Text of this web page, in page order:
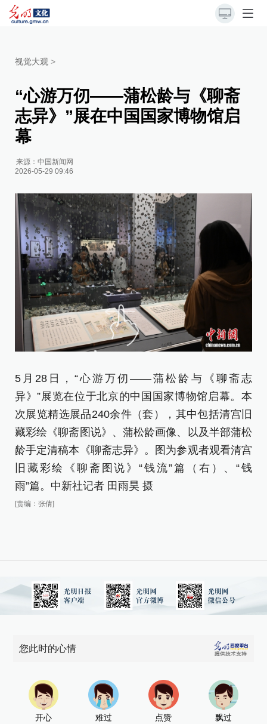
视觉大观 >
“心游万仞——蒲松龄与《聊斋
志异》”展在中国国家博物馆启
幕
来源：中国新闻网
2026-05-29 09:46
5月28日，“心游万仞——蒲松龄与《聊斋志
异》”展览在位于北京的中国国家博物馆启幕。本
次展览精选展品240余件（套），其中包括清宫旧
藏彩绘《聊斋图说》、蒲松龄画像、以及半部蒲松
龄手定清稿本《聊斋志异》。图为参观者观看清宫
旧藏彩绘《聊斋图说》“钱流”篇（右）、“钱
雨”篇。中新社记者 田雨昊 摄
[责编：张倩]
您此时的心情
开心 难过 点赞 飘过